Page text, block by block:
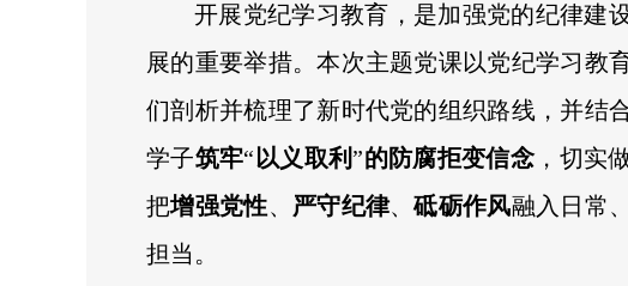
开展党纪学习教育，是加强党的纪律建
展的重要举措。本次主题党课以党纪学习教
们剖析并梳理了新时代党的组织路线，并结
学子筑牢“ 以义取利”的防腐拒变信念，切实
把增强党性、 严守纪律、砥砺作风融入日常
担当。